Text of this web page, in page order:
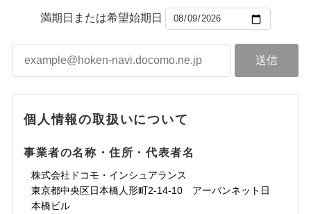
満期日または希望始期日
個人情報の取扱いについて
事業者の名称・住所・代表者名
株式会社ドコモ・インシュアランス
東京都中央区日本橋人形町2-14-10 アーバンネット日
本橋ビル